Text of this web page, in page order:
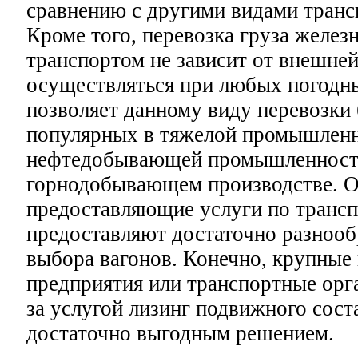
сравнению с другими видами
Кроме того, перевозка груза
транспортом не зависит от
осуществляться при любых
позволяет данному виду
популярных в тяжелой
нефтедобывающей
горнодобывающем производстве.
предоставляющие услуги по
предоставляют достаточно
выбора вагонов. Конечно,
предприятия или транспортные
за услугой лизинг подвижного
достаточно выгодным решением.